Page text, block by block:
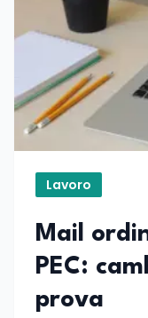
Lavoro
Mail
PEC:
prova